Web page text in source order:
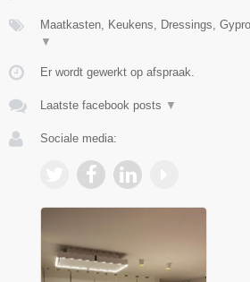
Maatkasten, Keukens, Dressings,
▼
Er wordt gewerkt op afspraak.
Laatste facebook posts ▼
Sociale media: